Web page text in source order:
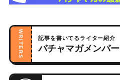
WRITERS 記事を書いてるライター紹介
バチャマガメンバー